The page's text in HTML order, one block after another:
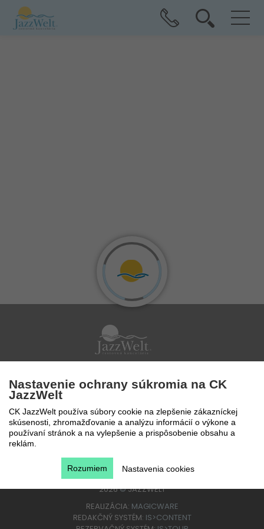
Po - Pi 9 - 17 hod
0850 777 888
2026©JAZZWELT
REALIZÁCIA: MAGICWARE
REDAKČNÝ SYSTÉM: IS>CONTENT
Nastavenie ochrany súkromia na CK
JazzWelt
CK JazzWelt používa súbory cookie na zlepšenie zákazníckej
skúsenosti, zhromažďovanie a analýzu informácií o výkone a
používaní stránok a na vylepšenie a prispôsobenie obsahu a
reklám.
Nastavenia cookies
Rozumiem